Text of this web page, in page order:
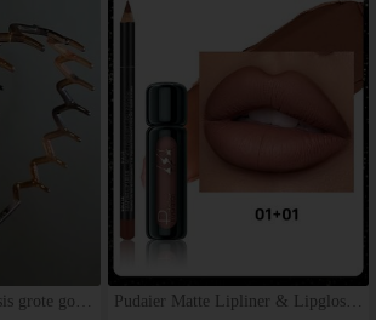
grote golf
Pudaier Matte Lipliner & Lipgloss